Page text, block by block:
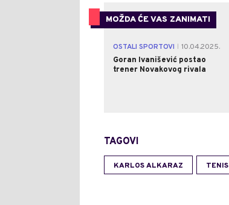
MOŽDA ĆE VAS ZANIMATI
OSTALI SPORTOVI
10.04.2025.
Goran Ivanišević postao
trener Novakovog rivala
TAGOVI
KARLOS ALKARAZ TENIS